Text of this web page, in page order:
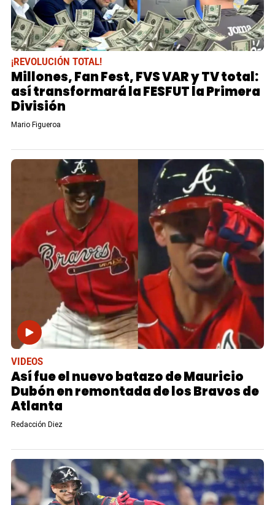
¡REVOLUCIÓN TOTAL!
Millones, Fan Fest, FVS VAR y TV total:
así transformará la FESFUT la Primera
División
Mario Figueroa
VIDEOS
Así fue el nuevo batazo de Mauricio
Dubón en remontada de los Bravos de
Atlanta
Redacción Diez